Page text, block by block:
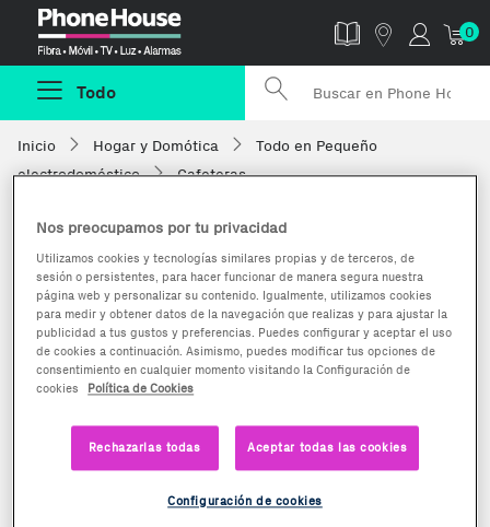
0
Todo
Inicio Hogar y Domótica
Todo en Pequeño
electrodoméstico
Cafeteras
Nos preocupamos por tu privacidad
Utilizamos cookies y tecnologías similares propias y de terceros, de
sesión o persistentes, para hacer funcionar de manera segura nuestra
página web y personalizar su contenido. Igualmente, utilizamos cookies
para medir y obtener datos de la navegación que realizas y para ajustar la
publicidad a tus gustos y preferencias. Puedes configurar y aceptar el uso
de cookies a continuación. Asimismo, puedes modificar tus opciones de
consentimiento en cualquier momento visitando la Configuración de
cookies
Política de Cookies
Rechazarlas todas Aceptar todas las cookies
Configuración de cookies